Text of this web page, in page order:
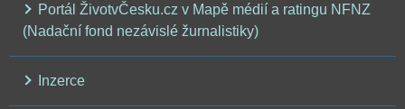
Portál ŽivotvČesku.cz v Mapě médií a ratingu NFNZ
(Nadační fond nezávislé žurnalistiky)
Inzerce